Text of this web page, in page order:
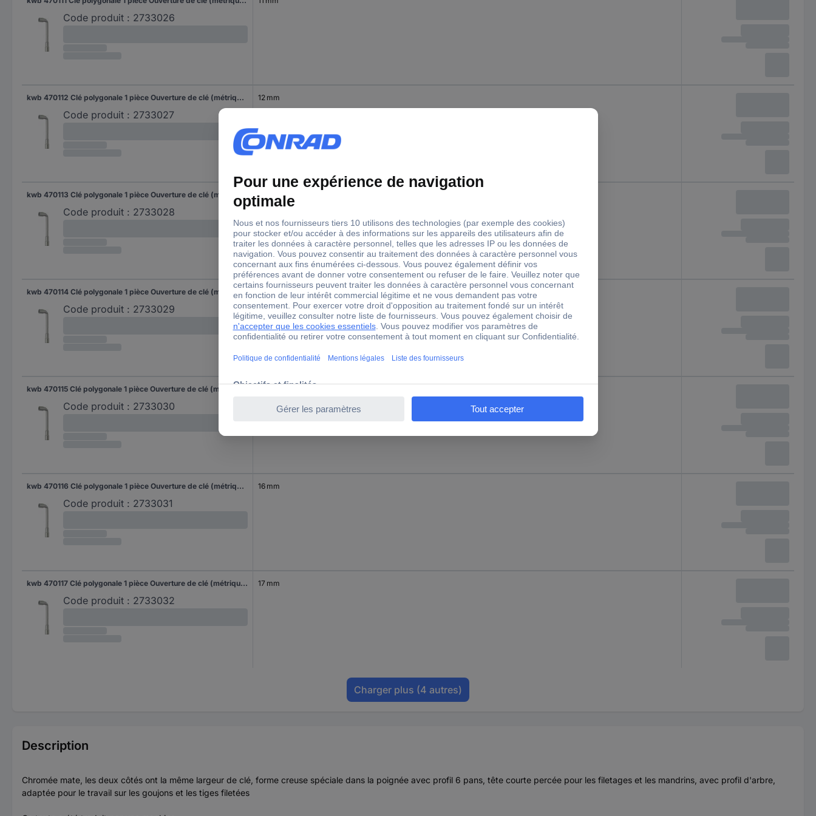
Code produit : 2733026
kwb 470112 Clé polygonale 1 pièce Ouverture de clé (métrique) 12 mm
Code produit : 2733027
12 mm
Code produit : 2733028
13 mm
Code produit : 2733029
14 mm
Code produit : 2733030
kwb 470116 Clé polygonale 1 pièce Ouverture de clé (métrique) 16 mm
Code produit : 2733031
16 mm
kwb 470117 Clé polygonale 1 pièce Ouverture de clé (métrique) 17 mm
Code produit : 2733032
17 mm
Charger plus (4 autres)
Description
Chromée mate, les deux côtés ont la même largeur de clé, forme creuse spéciale dans la poignée avec profil 6 pans, tête courte percée pour les filetages et les mandrins, avec profil d'arbre,
adaptée pour le travail sur les goujons et les tiges filetées